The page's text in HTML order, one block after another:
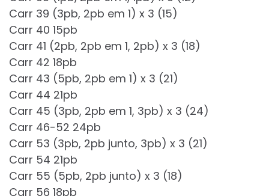
Carr 39 (3pb, 2pb em 1) x 3 (15)
Carr 40 15pb
Carr 41 (2pb, 2pb em 1, 2pb) x 3 (18)
Carr 42 18pb
Carr 43 (5pb, 2pb em 1) x 3 (21)
Carr 44 21pb
Carr 45 (3pb, 2pb em 1, 3pb) x 3 (24)
Carr 46-52 24pb
Carr 53 (3pb, 2pb junto, 3pb) x 3 (21)
Carr 54 21pb
Carr 55 (5pb, 2pb junto) x 3 (18)
Carr 56 18pb